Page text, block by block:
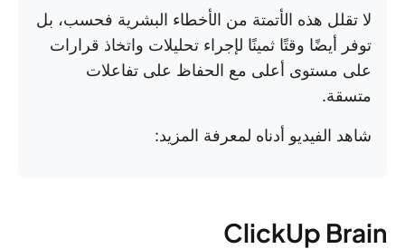
لا تقلل هذه الأتمتة من الأخطاء البشرية فحسب، بل
توفر أيضًا وقتًا ثمينًا لإجراء تحليلات واتخاذ قرارات
على مستوى أعلى مع الحفاظ على تفاعلات
متسقة.
شاهد الفيديو أدناه لمعرفة المزيد:
ClickUp Brain